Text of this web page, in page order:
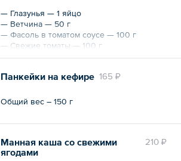
Общий вес – 480 г
— Глазунья — 1 яйцо
— Ветчина — 50 г
— Фасоль в томатом соусе — 100 г
— Свежие томаты — 100 г
165 ₽
Панкейки на кефире
Общий вес – 150 г
210 ₽
Манная каша со свежими
ягодами